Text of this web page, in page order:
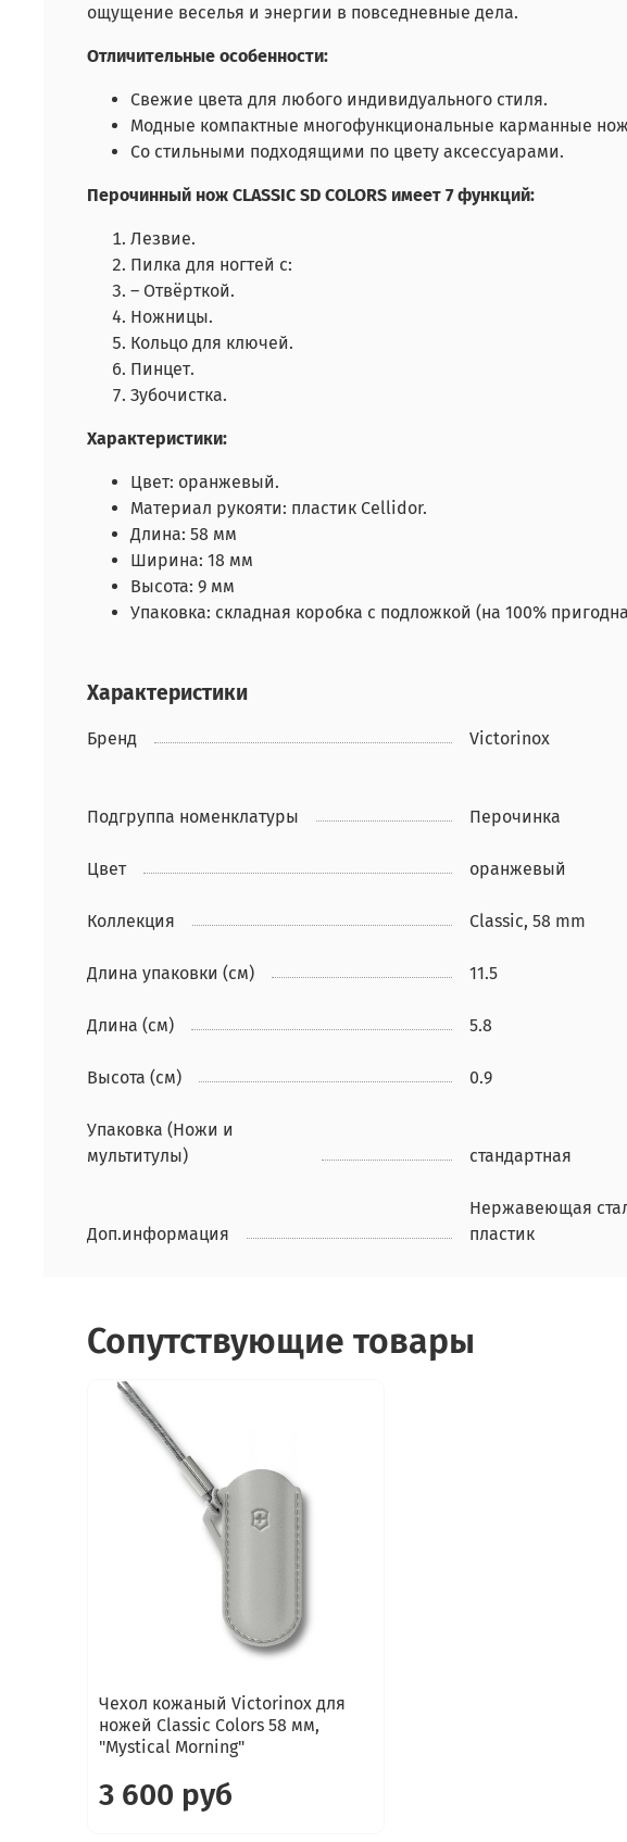
ощущение веселья и энергии в повседневные дела.
Отличительные особенности:
Свежие цвета для любого индивидуального стиля.
Модные компактные многофункциональные карманные
Со стильными подходящими по цвету аксессуарами.
Перочинный нож CLASSIC SD COLORS имеет 7 функций:
Лезвие.
Пилка для ногтей с:
– Отвёрткой.
Ножницы.
Кольцо для ключей.
Пинцет.
Зубочистка.
Характеристики:
Цвет: оранжевый.
Материал рукояти: пластик Cellidor.
Длина: 58 мм
Ширина: 18 мм
Высота: 9 мм
Упаковка: складная коробка с подложкой (на 100%
Характеристики
Бренд Victorinox
Подгруппа номенклатуры Перочинка
Цвет оранжевый
Коллекция Classic, 58 mm
Длина упаковки (см) 11.5
Длина (см) 5.8
Высота (см) 0.9
Упаковка (Ножи и
мультитулы)
стандартная
Доп.информация
Нержавеющая
пластик
Сопутствующие товары
Чехол кожаный Victorinox для
ножей Classic Colors 58 мм,
"Mystical Morning"
3 600 руб